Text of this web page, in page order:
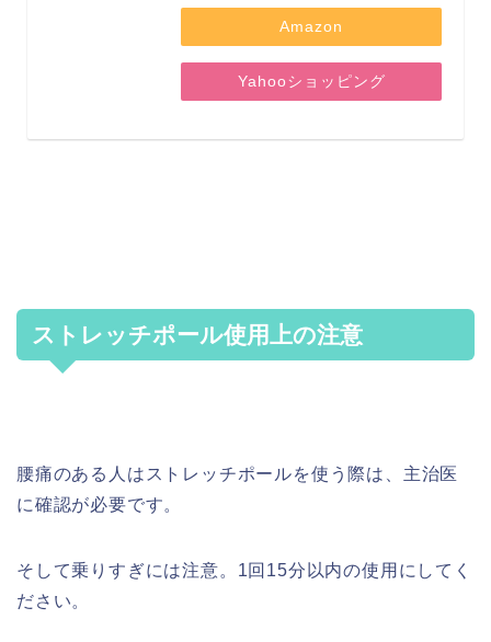
Amazon
Yahooショッピング
ストレッチポール使用上の注意
腰痛のある人はストレッチポールを使う際は、主治医
に確認が必要です。
そして乗りすぎには注意。1回15分以内の使用にしてく
ださい。